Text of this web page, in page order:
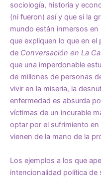
sociología, historia y
(ni fueron) así y que si la
mundo están inmersos
que expliquen lo que en
de Conversación en La
que una imperdonable
de millones de personas
vivir en la miseria, la
enfermedad es absurda
víctimas de un incurable
optar por el sufrimiento
vienen de la mano de la
Los ejemplos a los que
intencionalidad política de